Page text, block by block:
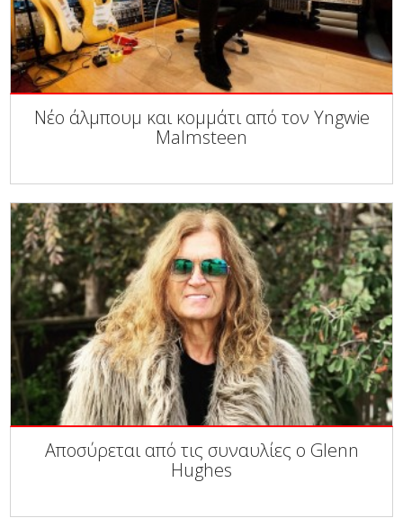
Νέο άλμπουμ και κομμάτι από τον Yngwie
Malmsteen
Αποσύρεται από τις συναυλίες ο Glenn
Hughes